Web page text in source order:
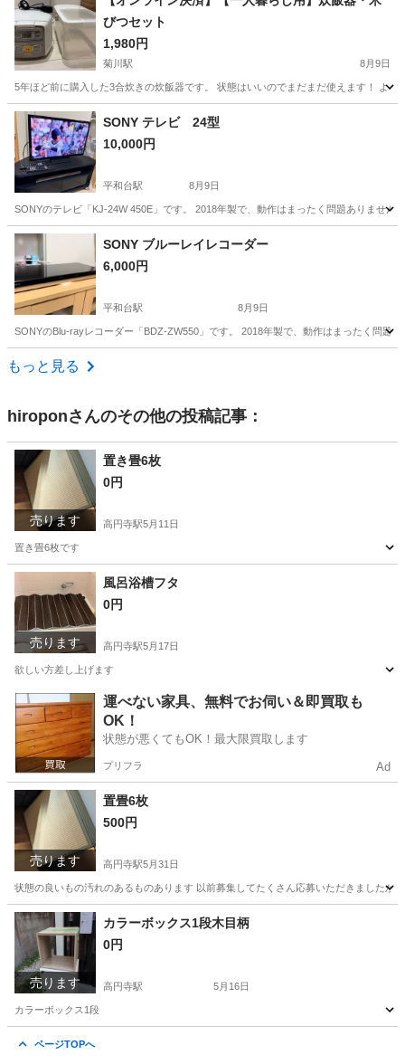
びつセット
1,980円
菊川駅 8月9日
5年ほど前に購入した3合炊きの炊飯器です。 状態はいいのでまだまだ使えます！ よろ
東京 墨田区 キッチン家電
SONY テレビ 24型
10,000円
平和台駅 8月9日
SONYのテレビ「KJ-24W 450E」です。 2018年製で、動作はまったく問題ありませ
東京 練馬区 平和台駅 テレビ
SONY ブルーレイレコーダー
6,000円
平和台駅 8月9日
SONYのBlu-rayレコーダー「BDZ-ZW550」です。 2018年製で、動作はまったく問題
東京 練馬区
もっと見る
hiroponさんのその他の投稿記事：
売ります
置き畳6枚
0円
高円寺駅5月11日
置き畳6枚です
東京 杉並区 高円寺駅
売ります
風呂浴槽フタ
0円
高円寺駅5月17日
欲しい方差し上げます
東京 杉並区 高円寺駅 その他 浴槽
運べない家具、無料でお伺い＆即買取も
OK！
状態が悪くてもOK！最大限買取します
プリフラ Ad
売ります
置畳6枚
500円
高円寺駅5月31日
状態の良いもの汚れのあるものあります 以前募集してたくさん応募いただきましたが
東京 杉並区 高円寺駅 その他 状態
売ります
カラーボックス1段木目柄
0円
高円寺駅 5月16日
カラーボックス1段
ページTOPへ